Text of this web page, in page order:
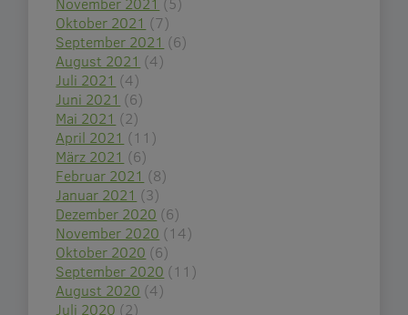
Oktober 2021 (7)
September 2021 (6)
August 2021 (4)
Juli 2021 (4)
Juni 2021 (6)
Mai 2021 (2)
April 2021 (11)
März 2021 (6)
Februar 2021 (8)
Januar 2021 (3)
Dezember 2020 (6)
November 2020 (14)
Oktober 2020 (6)
September 2020 (11)
August 2020 (4)
Juli 2020 (2)